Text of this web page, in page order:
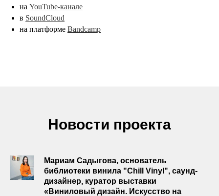
на YouTube-канале
в SoundCloud
на платформе Bandcamp
Новости проекта
Мариам Садыгова, основатель
библиотеки винила "Chill Vinyl", саунд-
дизайнер, куратор выставки
«Виниловый дизайн. Искусство на